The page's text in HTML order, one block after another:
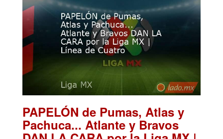
PAPELÓN de Pumas, Atlas y
Pachuca... Atlante y Bravos